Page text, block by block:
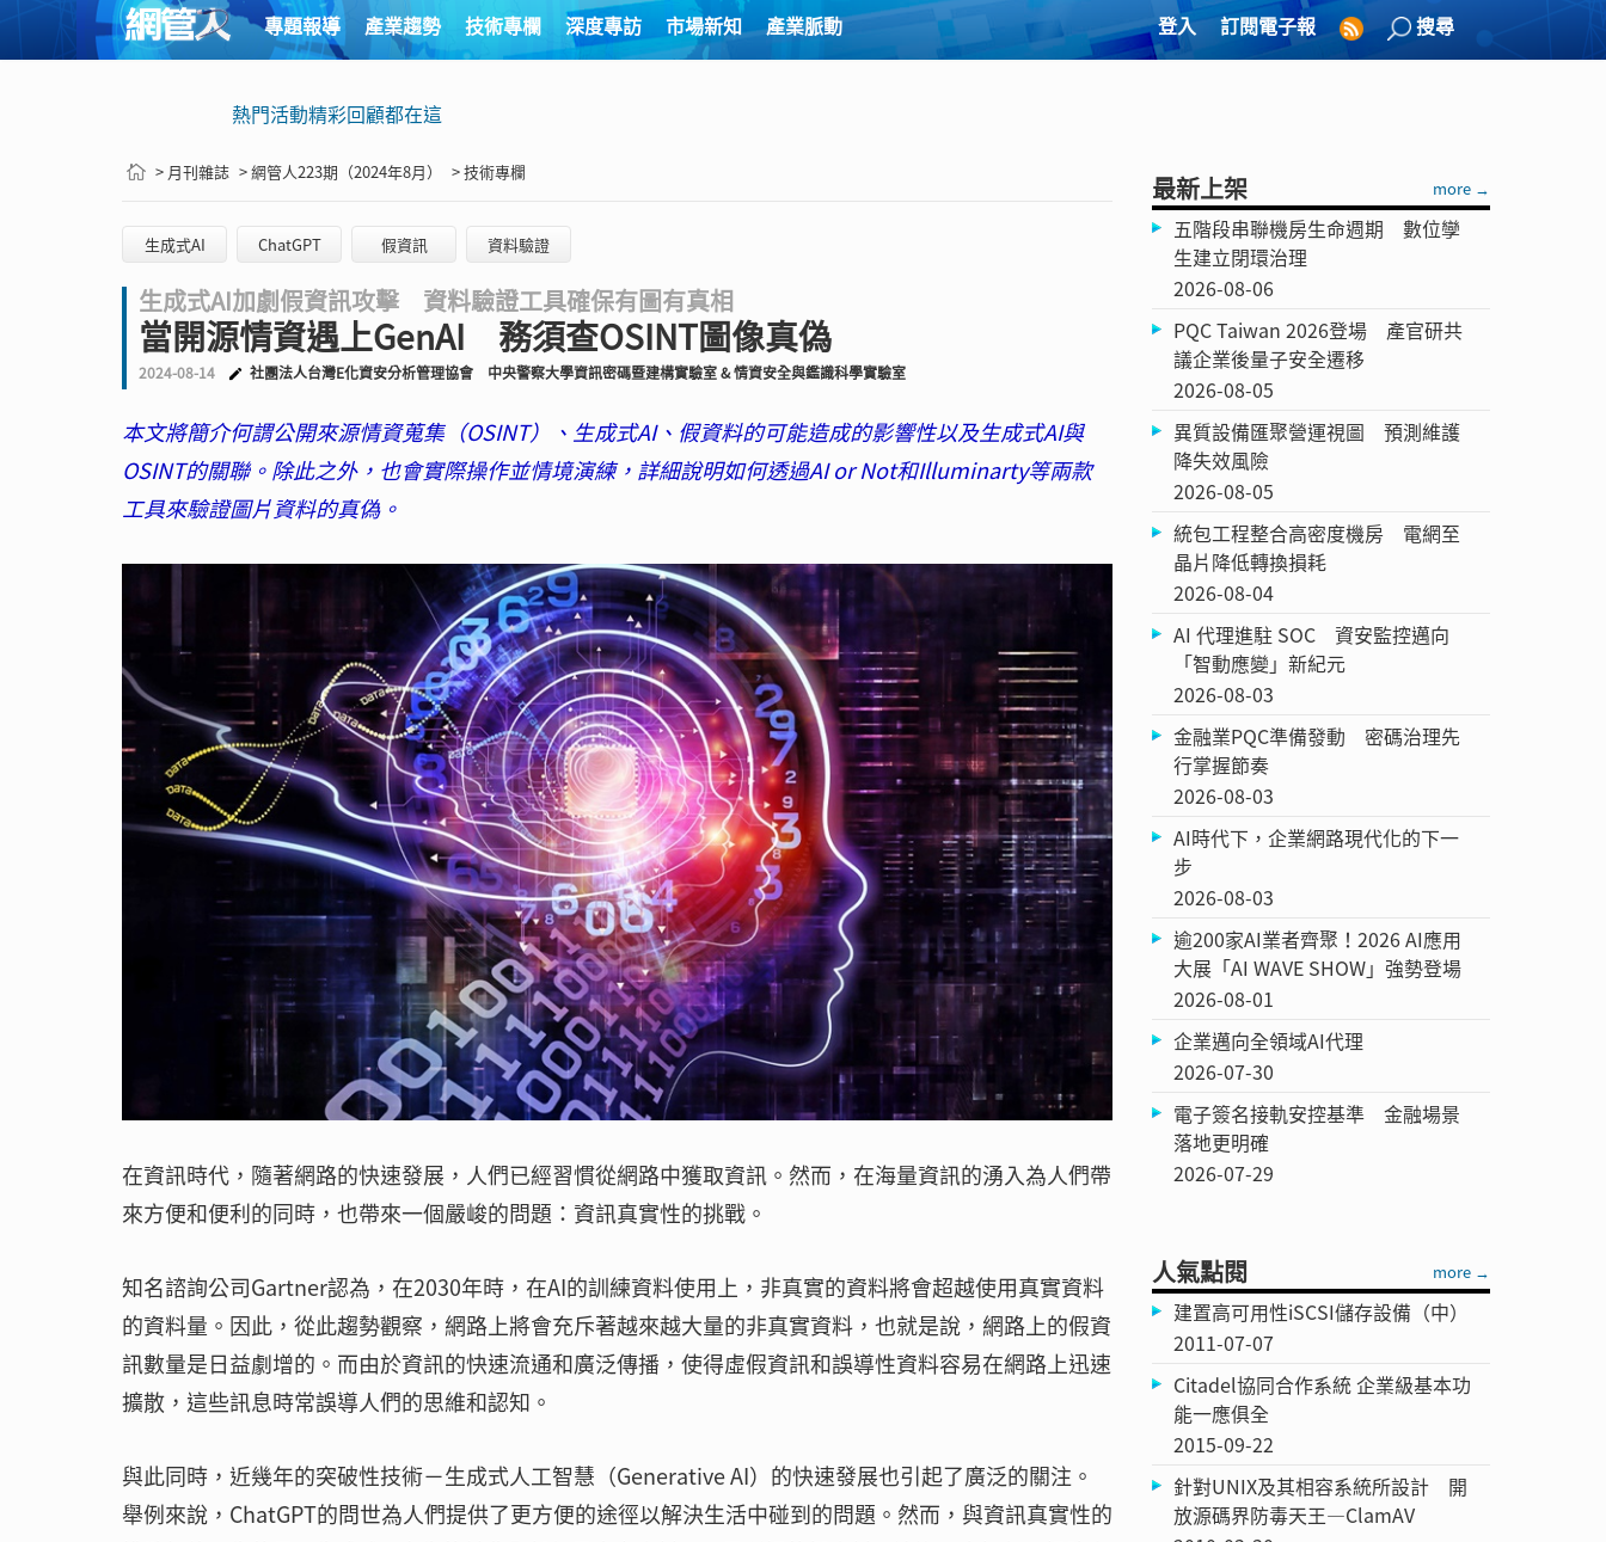
專題報導 產業趨勢 技術專欄 深度專訪 市場新知 產業脈動 登入 訂閱電子報 搜尋
熱門活動精彩回顧都在這
> 月刊雜誌 > 網管人223期（2024年8月） > 技術專欄
生成式AI ChatGPT 假資訊 資料驗證
生成式AI加劇假資訊攻擊 資料驗證工具確保有圖有真相
當開源情資遇上GenAI 務須查OSINT圖像真偽
2024-08-14 社團法人台灣E化資安分析管理協會 中央警察大學資訊密碼暨建構實驗室 & 情資安全與鑑識科學實驗室
本文將簡介何謂公開來源情資蒐集（OSINT）、生成式AI、假資料的可能造成的影響性以及生成式AI與
OSINT的關聯。除此之外，也會實際操作並情境演練，詳細說明如何透過AI or Not和Illuminarty等兩款
工具來驗證圖片資料的真偽。
在資訊時代，隨著網路的快速發展，人們已經習慣從網路中獲取資訊。然而，在海量資訊的湧入為人們帶
來方便和便利的同時，也帶來一個嚴峻的問題：資訊真實性的挑戰。
知名諮詢公司Gartner認為，在2030年時，在AI的訓練資料使用上，非真實的資料將會超越使用真實資料
的資料量。因此，從此趨勢觀察，網路上將會充斥著越來越大量的非真實資料，也就是說，網路上的假資
訊數量是日益劇增的。而由於資訊的快速流通和廣泛傳播，使得虛假資訊和誤導性資料容易在網路上迅速
擴散，這些訊息時常誤導人們的思維和認知。
與此同時，近幾年的突破性技術－生成式人工智慧（Generative AI）的快速發展也引起了廣泛的關注。
舉例來說，ChatGPT的問世為人們提供了更方便的途徑以解決生活中碰到的問題。然而，與資訊真實性的
最新上架 more →
五階段串聯機房生命週期 數位孿
生建立閉環治理
2026-08-06
PQC Taiwan 2026登場 產官研共
議企業後量子安全遷移
2026-08-05
異質設備匯聚營運視圖 預測維護
降失效風險
2026-08-05
統包工程整合高密度機房 電網至
晶片降低轉換損耗
2026-08-04
AI 代理進駐 SOC 資安監控邁向
「智動應變」新紀元
2026-08-03
金融業PQC準備發動 密碼治理先
行掌握節奏
2026-08-03
AI時代下，企業網路現代化的下一
步
2026-08-03
逾200家AI業者齊聚！2026 AI應用
大展「AI WAVE SHOW」強勢登場
2026-08-01
企業邁向全領域AI代理
2026-07-30
電子簽名接軌安控基準 金融場景
落地更明確
2026-07-29
人氣點閱 more →
建置高可用性iSCSI儲存設備（中）
2011-07-07
Citadel協同合作系統 企業級基本功
能一應俱全
2015-09-22
針對UNIX及其相容系統所設計 開
放源碼界防毒天王—ClamAV